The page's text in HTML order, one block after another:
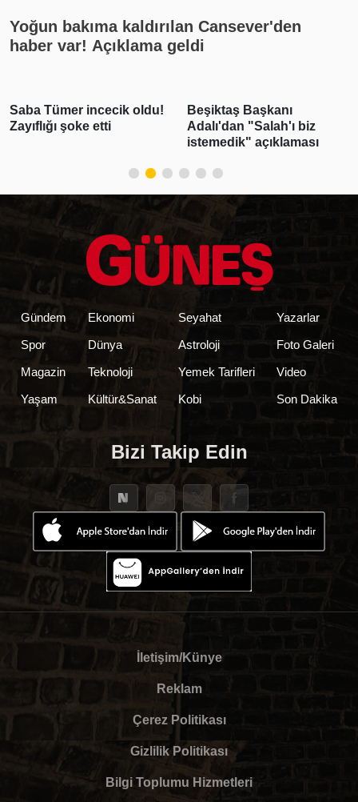
Yoğun bakıma kaldırılan Cansever'den
haber var! Açıklama geldi
Saba Tümer incecik oldu!
Zayıflığı şoke etti
Beşiktaş Başkanı
Adalı'dan "Salah'ı biz
istemedik" açıklaması
Gündem
Spor
Magazin
Yaşam
Ekonomi
Dünya
Teknoloji
Kültür&Sanat
Seyahat
Astroloji
Yemek Tarifleri
Kobi
Yazarlar
Foto Galeri
Video
Son Dakika
Bizi Takip Edin
İletişim/Künye
Reklam
Çerez Politikası
Gizlilik Politikası
Bilgi Toplumu Hizmetleri